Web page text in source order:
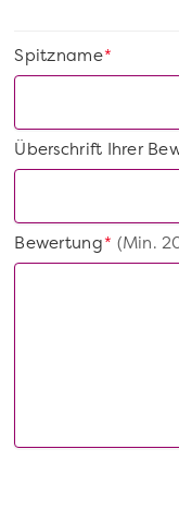
*
Spitzname
Überschrift Ihrer
*
Bewertung(Min.